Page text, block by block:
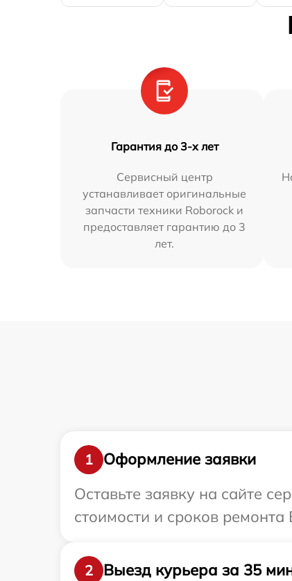
Гарантия до 3-х лет
Сервисный центр
устанавливает оригинальные
запчасти техники Roborock и
предоставляет гарантию до 3
лет.
1
Оформление заявки
Оставьте заявку на сайте
стоимости и сроков
2
Выезд курьера за 35